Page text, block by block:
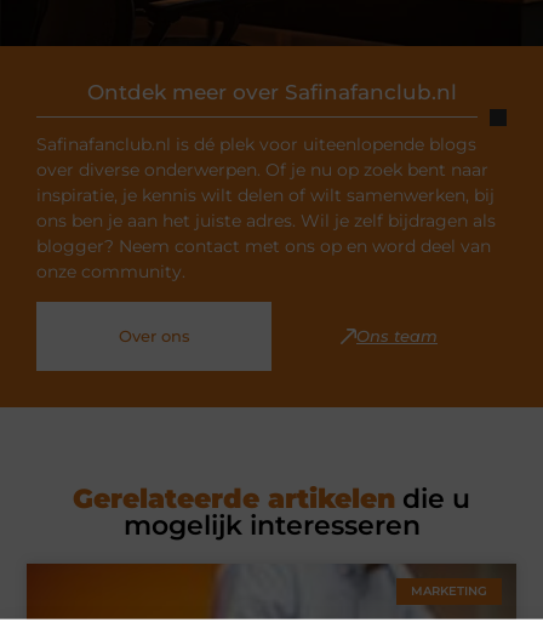
Ontdek meer over Safinafanclub.nl
Safinafanclub.nl is dé plek voor uiteenlopende blogs
over diverse onderwerpen. Of je nu op zoek bent naar
inspiratie, je kennis wilt delen of wilt samenwerken, bij
ons ben je aan het juiste adres. Wil je zelf bijdragen als
blogger? Neem contact met ons op en word deel van
onze community.
Over ons Ons team
Gerelateerde artikelen die u
mogelijk interesseren
MARKETING